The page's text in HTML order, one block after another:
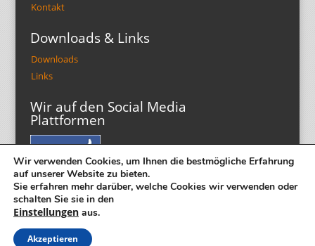
Kontakt
Downloads & Links
Downloads
Links
Wir auf den Social Media
Plattformen
Wir verwenden Cookies, um Ihnen die bestmögliche Erfahrung
auf unserer Website zu bieten.
Sie erfahren mehr darüber, welche Cookies wir verwenden oder
schalten Sie sie in den
Einstellungen aus.
Akzeptieren